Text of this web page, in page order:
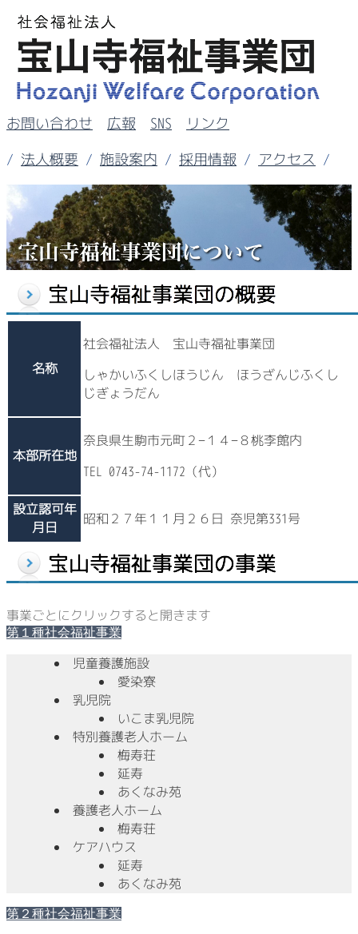
お問い合わせ 広報 SNS
リンク
/ 法人概要 / 施設案内 / 採用情報 / アクセス /
名称
社会福祉法人 宝山寺福祉事業団
しゃかいふくしほうじん ほうざんじふくし
じぎょうだん
本部所在地
奈良県生駒市元町２−１４−８桃李館内
TEL 0743-74-1172（代）
設立認可年
月日
昭和２７年１１月２６日 奈児第331号
事業ごとにクリックすると開きます
第１種社会福祉事業
児童養護施設
愛染寮
乳児院
いこま乳児院
特別養護老人ホーム
梅寿荘
延寿
あくなみ苑
養護老人ホーム
梅寿荘
ケアハウス
延寿
あくなみ苑
第２種社会福祉事業